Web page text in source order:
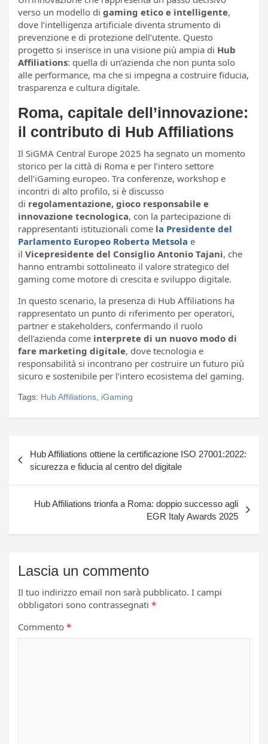
verso un modello di gaming etico e intelligente,
dove l’intelligenza artificiale diventa strumento di
prevenzione e di protezione dell’utente. Questo
progetto si inserisce in una visione più ampia di Hub
Affiliations: quella di un’azienda che non punta solo
alle performance, ma che si impegna a costruire fiducia,
trasparenza e cultura digitale.
Roma, capitale dell’innovazione:
il contributo di Hub Affiliations
Il SiGMA Central Europe 2025 ha segnato un momento
storico per la città di Roma e per l’intero settore
dell’iGaming europeo. Tra conferenze, workshop e
incontri di alto profilo, si è discusso
di regolamentazione, gioco responsabile e
innovazione tecnologica, con la partecipazione di
rappresentanti istituzionali come la Presidente del
Parlamento Europeo Roberta Metsola e
il Vicepresidente del Consiglio Antonio Tajani, che
hanno entrambi sottolineato il valore strategico del
gaming come motore di crescita e sviluppo digitale.
In questo scenario, la presenza di Hub Affiliations ha
rappresentato un punto di riferimento per operatori,
partner e stakeholders, confermando il ruolo
dell’azienda come interprete di un nuovo modo di
fare marketing digitale, dove tecnologia e
responsabilità si incontrano per costruire un futuro più
sicuro e sostenibile per l’intero ecosistema del gaming.
Tags: Hub Affiliations iGaming
articoli
Hub Affiliations ottiene la certificazione ISO 27001:2022:
sicurezza e fiducia al centro del digitale
Hub Affiliations trionfa a Roma: doppio successo agli
EGR Italy Awards 2025
Lascia un commento
Il tuo indirizzo email non sarà pubblicato. I campi
obbligatori sono contrassegnati *
Commento *